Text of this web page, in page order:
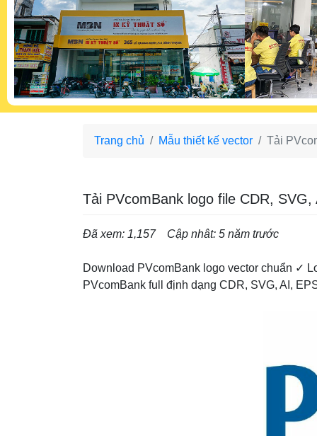
Trang chủ Mẫu thiết kế vector Tải
Tải PVcomBank logo file CDR,
Đã xem: 1,157 Cập nhât: 5 năm trước
Download PVcomBank logo vector chuẩn ✓
PVcomBank full định dạng CDR, SVG, AI,